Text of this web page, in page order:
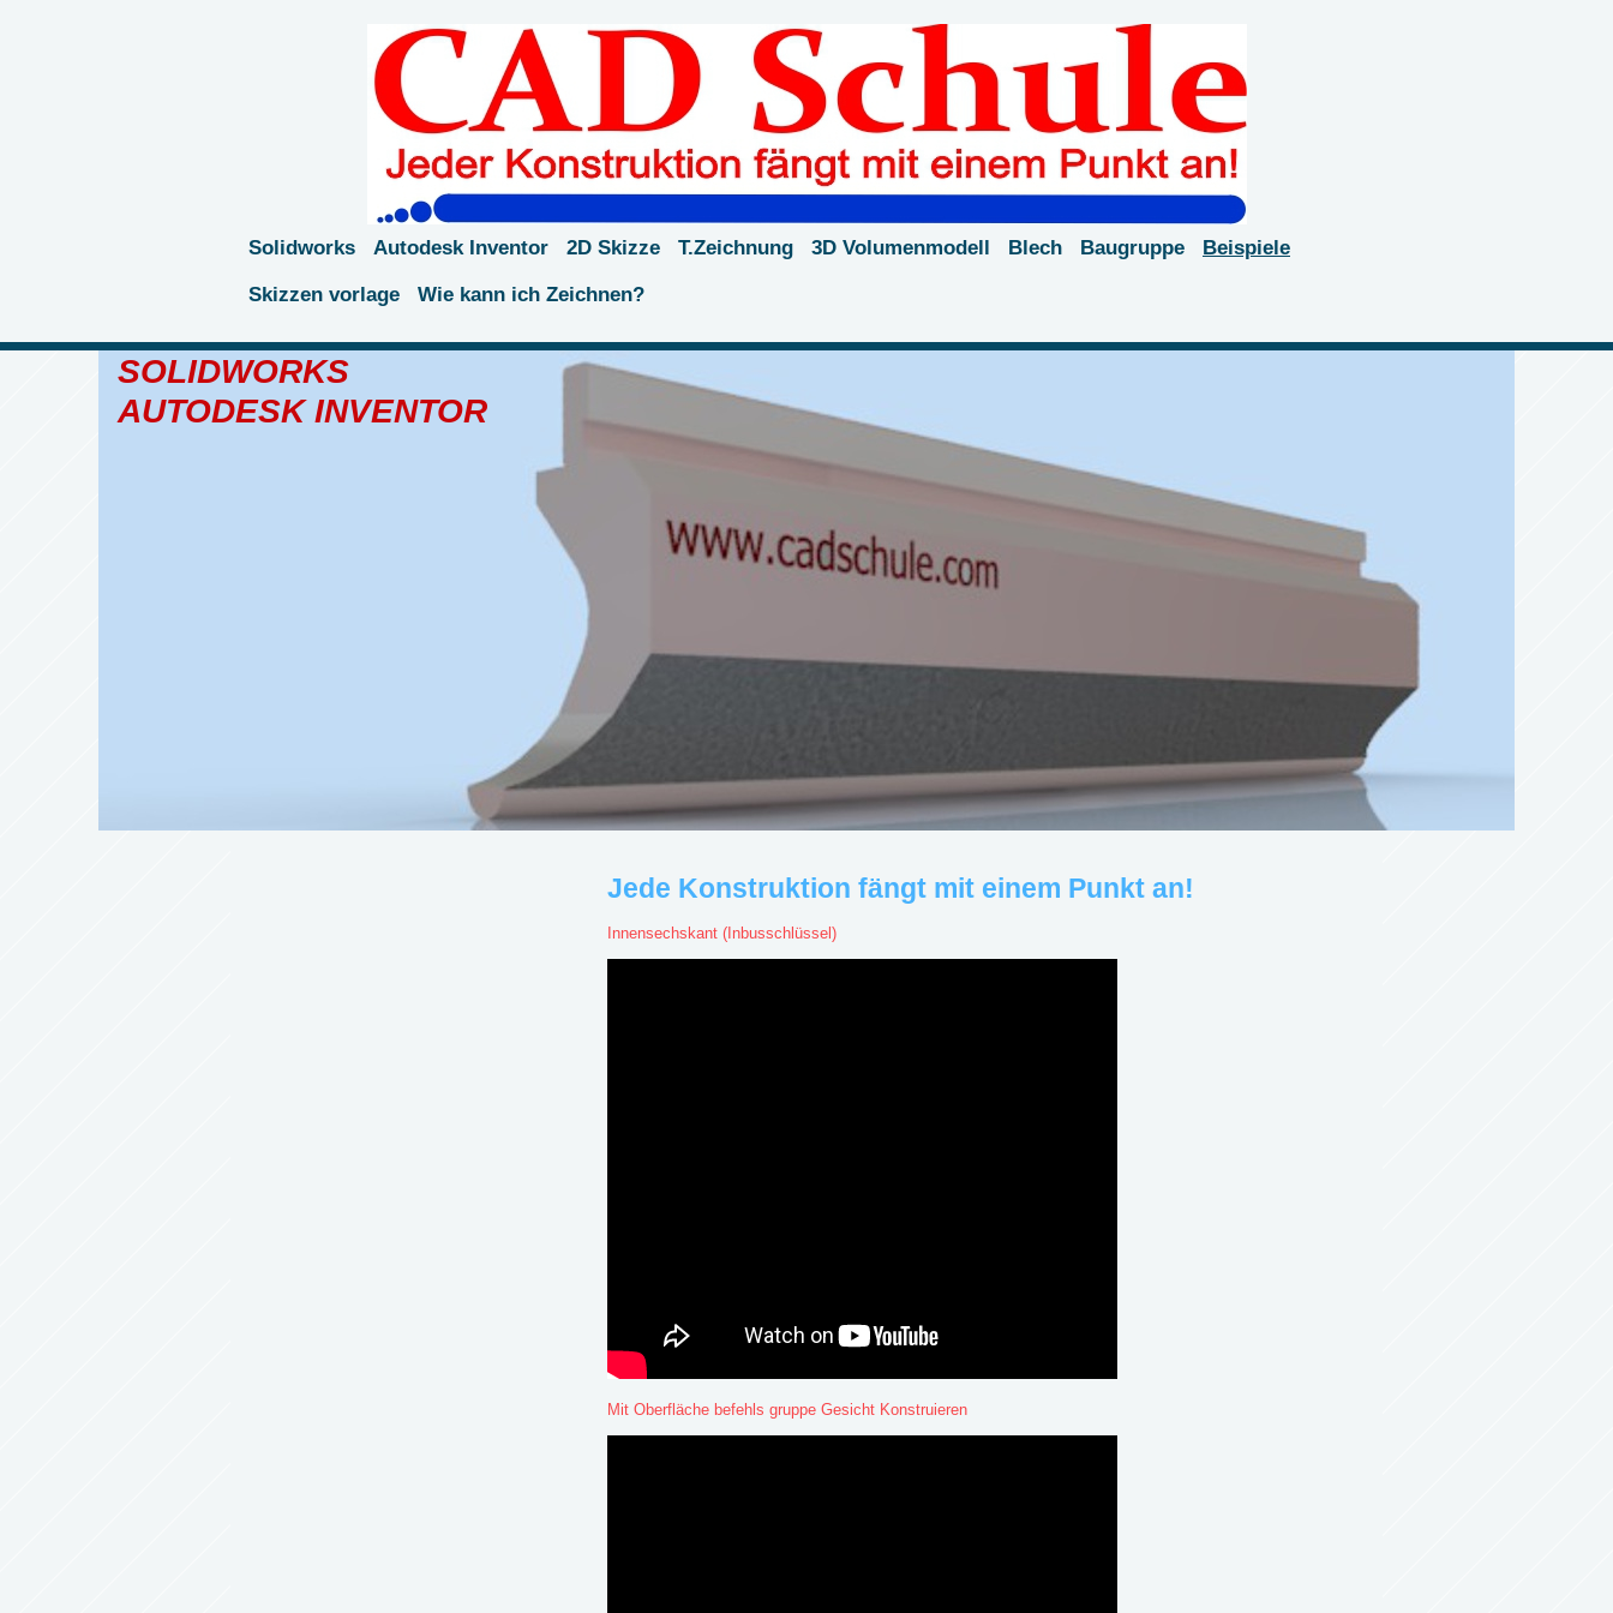
Solidworks Autodesk Inventor 2D Skizze T.Zeichnung 3D Volumenmodell Blech Baugruppe Beispiele
Skizzen vorlage Wie kann ich Zeichnen?
SOLIDWORKS
AUTODESK INVENTOR
Jede Konstruktion fängt mit einem Punkt an!
Innensechskant (Inbusschlüssel)
Mit Oberfläche befehls gruppe Gesicht Konstruieren